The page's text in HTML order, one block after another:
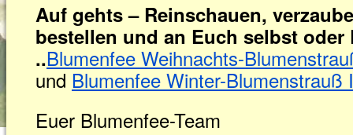
Auf gehts – Reinschauen,
bestellen und an Euch selbst oder
..Blumenfee Weihnachts-
und Blumenfee Winter-Blumenstrauß
Euer Blumenfee-Team